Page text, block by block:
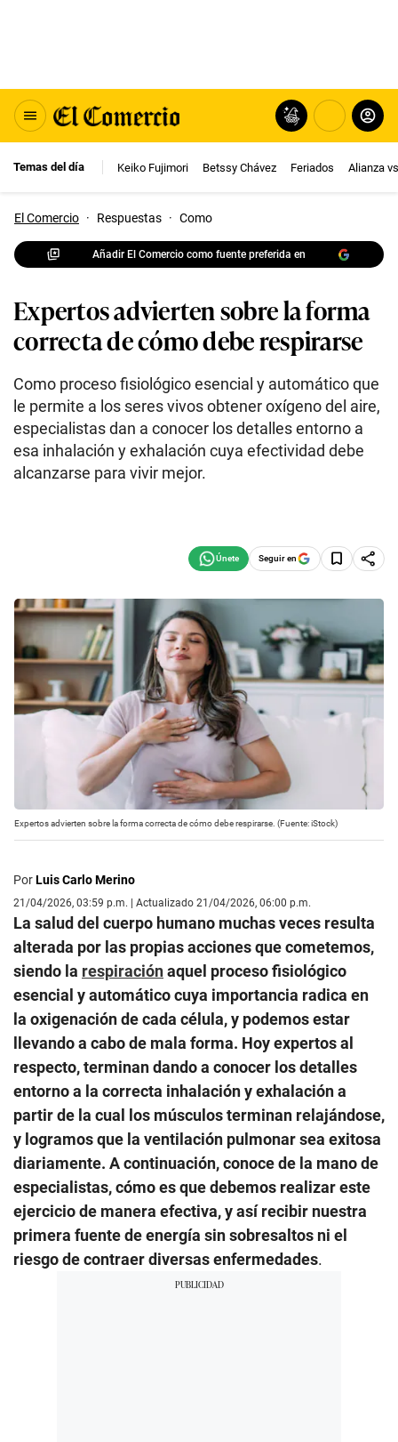
Temas del día Keiko Fujimori Betssy Chávez Feriados Alianza
El Comercio · Respuestas · Como
Añadir El Comercio como fuente preferida en
Expertos advierten sobre la forma
correcta de cómo debe respirarse
Como proceso fisiológico esencial y automático que
le permite a los seres vivos obtener oxígeno del aire,
especialistas dan a conocer los detalles entorno a
esa inhalación y exhalación cuya efectividad debe
alcanzarse para vivir mejor.
Seguir en
Expertos advierten sobre la forma correcta de cómo debe respirarse. (Fuente: iStock)
PorLuis Carlo Merino
21/04/2026, 03:59 p.m. | Actualizado 21/04/2026, 06:00 p.m.
La salud del cuerpo humano muchas veces resulta
alterada por las propias acciones que cometemos,
siendo la respiraciónaquel proceso fisiológico
esencial y automático cuya importancia radica en
la oxigenación de cada célula, y podemos estar
llevando a cabo de mala forma. Hoy expertos al
respecto, terminan dando a conocer los detalles
entorno a la correcta inhalación y exhalación a
partir de la cual los músculos terminan relajándose,
y logramos que la ventilación pulmonar sea exitosa
diariamente. A continuación, conoce de la mano de
especialistas, cómo es que debemos realizar este
ejercicio de manera efectiva, y así recibir nuestra
primera fuente de energía sin sobresaltos ni el
riesgo de contraer diversas enfermedades.